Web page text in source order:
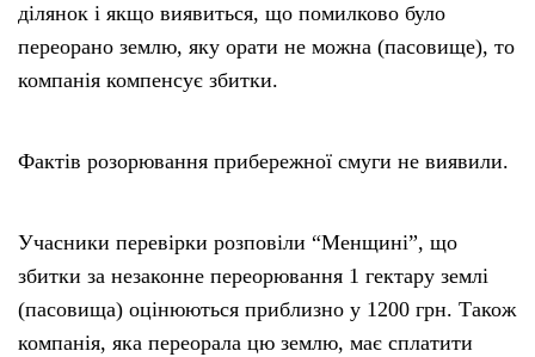
ділянок і якщо виявиться, що помилково було
переорано землю, яку орати не можна (пасовище), то
компанія компенсує збитки.
Фактів розорювання прибережної смуги не виявили.
Учасники перевірки розповіли “Менщині”, що
збитки за незаконне переорювання 1 гектару землі
(пасовища) оцінюються приблизно у 1200 грн. Також
компанія, яка переорала цю землю, має сплатити